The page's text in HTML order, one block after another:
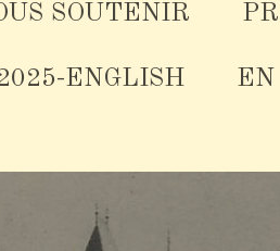
SOUTENIR
ENGLISH